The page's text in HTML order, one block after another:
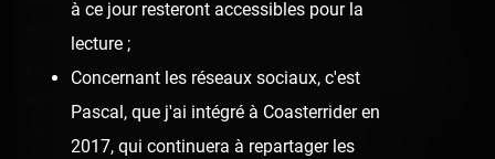
à ce jour resteront accessibles pour la
lecture ;
Concernant les réseaux sociaux, c'est
Pascal, que j'ai intégré à Coasterrider en
2017, qui continuera à repartager les